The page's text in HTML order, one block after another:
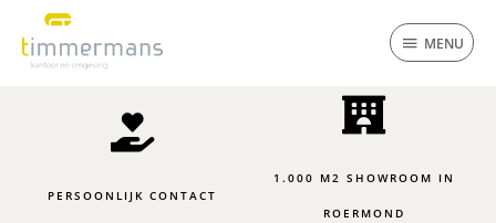
inhoud
MENU
PERSOONLIJK CONTACT
1.000 M2 SHOWROOM IN
ROERMOND